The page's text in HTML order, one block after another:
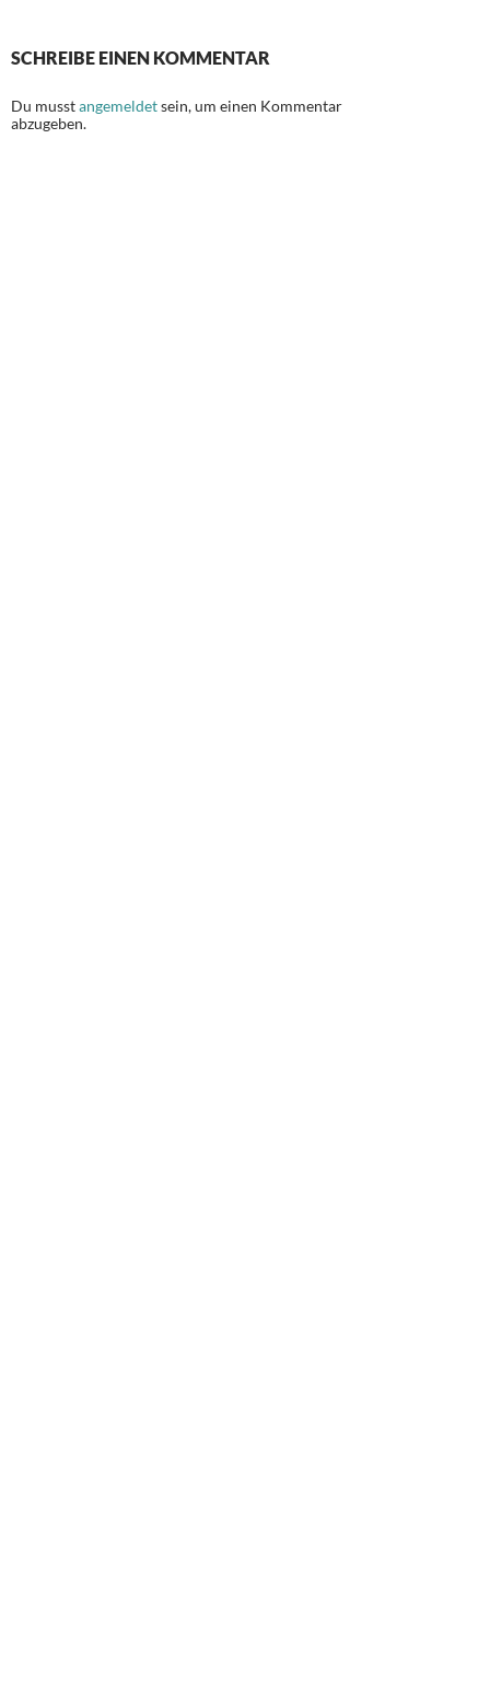
SCHREIBE EINEN KOMMENTAR
Du musstangemeldetsein, um einen Kommentar
abzugeben.